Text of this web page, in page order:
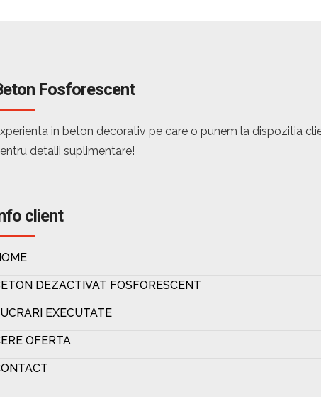
Fosforescent
in beton decorativ pe care o punem la dispozitia
detalii suplimentare!
client
DEZACTIVAT FOSFORESCENT
EXECUTATE
OFERTA